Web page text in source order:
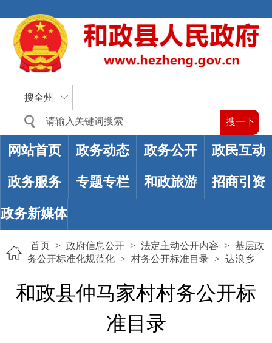
搜全州
网站首页 政务动态 政务公开 政民互动
政务服务 专题专栏 和政旅游 招商引资
政务新媒体
首页 > 政府信息公开 > 法定主动公开内容 > 基层政
务公开标准化规范化 > 村务公开标准目录 > 达浪乡
和政县仲马家村村务公开标
准目录